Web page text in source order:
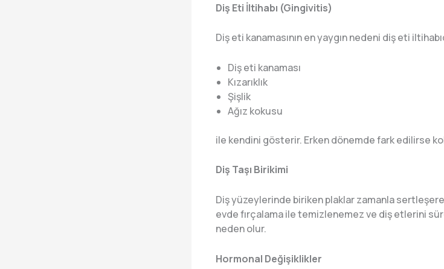
Diş Eti İltihabı (Gingivitis)
Diş eti kanamasının en yaygın nedeni diş eti
Diş eti kanaması
Kızarıklık
Şişlik
Ağız kokusu
ile kendini gösterir. Erken dönemde fark edilirse
Diş Taşı Birikimi
Diş yüzeylerinde biriken plaklar zamanla
evde fırçalama ile temizlenemez ve diş etlerini
neden olur.
Hormonal Değişiklikler